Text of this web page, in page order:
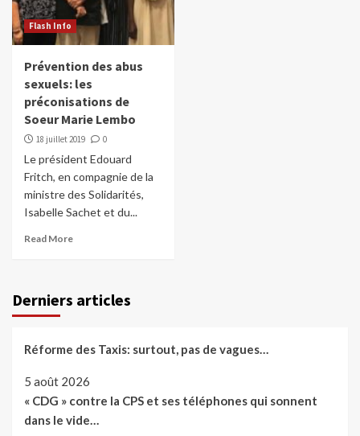
Flash Info
Prévention des abus
sexuels: les
préconisations de
Soeur Marie Lembo
18 juillet 2019 0
Le président Edouard
Fritch, en compagnie de la
ministre des Solidarités,
Isabelle Sachet et du...
Read More
Derniers articles
Réforme des Taxis: surtout, pas de vagues…
5 août 2026
« CDG » contre la CPS et ses téléphones qui sonnent
dans le vide…